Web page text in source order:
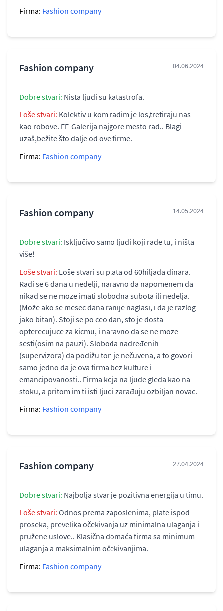
Firma: Fashion company
Fashion company 04.06.2024
Dobre stvari: Nista ljudi su katastrofa.
Loše stvari: Kolektiv u kom radim je los,tretiraju nas
kao robove. FF-Galerija najgore mesto rad.. Blagi
uzaš,bežite što dalje od ove firme.
Firma: Fashion company
Fashion company 14.05.2024
Dobre stvari: Isključivo samo ljudi koji rade tu, i ništa
više!
Loše stvari: Loše stvari su plata od 60hiljada dinara.
Radi se 6 dana u nedelji, naravno da napomenem da
nikad se ne moze imati slobodna subota ili nedelja.
(Može ako se mesec dana ranije naglasi, i da je razlog
jako bitan). Stoji se po ceo dan, sto je dosta
opterecujuce za kicmu, i naravno da se ne moze
sesti(osim na pauzi). Sloboda nadređenih
(supervizora) da podižu ton je nečuvena, a to govori
samo jedno da je ova firma bez kulture i
emancipovanosti.. Firma koja na ljude gleda kao na
stoku, a pritom im ti isti ljudi zarađuju ozbiljan novac.
Firma: Fashion company
Fashion company 27.04.2024
Dobre stvari: Najbolja stvar je pozitivna energija u timu.
Loše stvari: Odnos prema zaposlenima, plate ispod
proseka, prevelika očekivanja uz minimalna ulaganja i
pružene uslove.. Klasična domaća firma sa minimum
ulaganja a maksimalnim očekivanjima.
Firma: Fashion company